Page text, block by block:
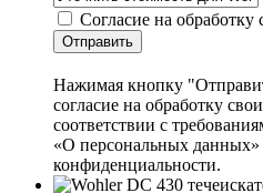
Согласие на
Отправить
Нажимая кнопку
согласие на обработку
соответствии с
«О персональных
конфиденциальности.